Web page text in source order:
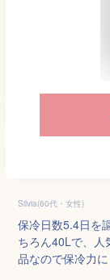
Silvia(60代・女性)
保冷日数5.4日を
ちろん40Lで、人
品なので保冷力